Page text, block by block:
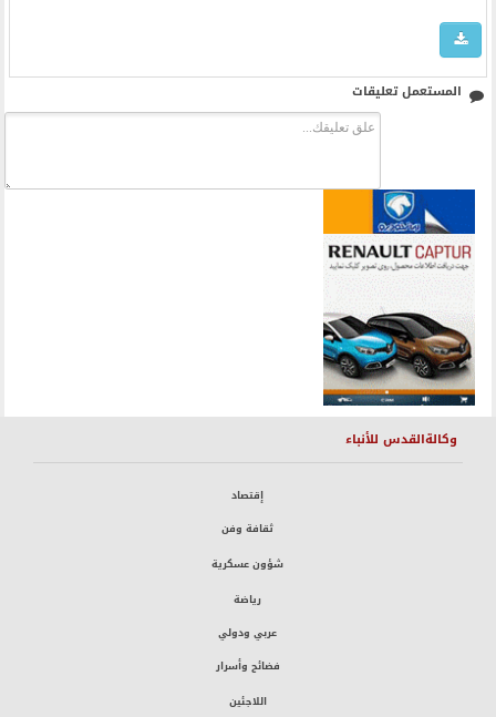
المستعمل تعليقات
وكالةالقدس للأنباء
إقتصاد
ثقافة وفن
شؤون عسكرية
رياضة
عربي ودولي
فضائح وأسرار
اللاجئين